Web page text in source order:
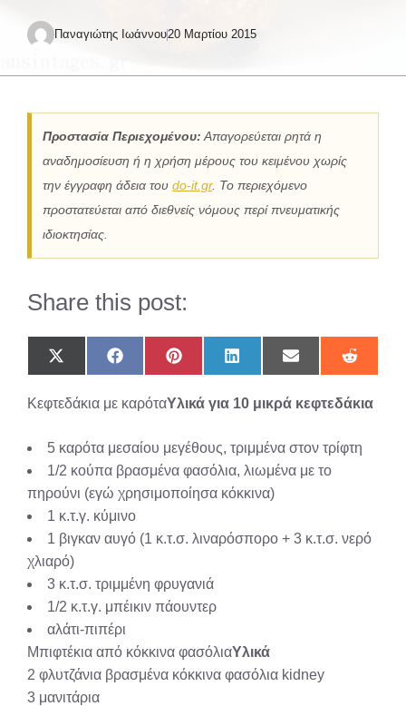
Παναγιώτης Ιωάννου20 Μαρτίου 2015
Προστασία Περιεχομένου: Απαγορεύεται ρητά η
αναδημοσίευση ή η χρήση μέρους του κειμένου χωρίς
την έγγραφη άδεια του do-it.gr. Το περιεχόμενο
προστατεύεται από διεθνείς νόμους περί πνευματικής
ιδιοκτησίας.
Share this post:
Share
on
(Twitter)
Share
on
Share
on
Share
on
Share
on
Share
on
Κεφτεδάκια με καρόταΥλικά για 10 μικρά κεφτεδάκια
5 καρότα μεσαίου μεγέθους, τριμμένα στον τρίφτη
1/2 κούπα βρασμένα φασόλια, λιωμένα με το
πηρούνι (εγώ χρησιμοποίησα κόκκινα)
1 κ.τ.γ. κύμινο
1 βιγκαν αυγό (1 κ.τ.σ. λιναρόσπορο + 3 κ.τ.σ. νερό
χλιαρό)
3 κ.τ.σ. τριμμένη φρυγανιά
1/2 κ.τ.γ. μπέικιν πάουντερ
αλάτι-πιπέρι
Μπιφτέκια από κόκκινα φασόλιαΥλικά
2 φλυτζάνια βρασμένα κόκκινα φασόλια kidney
3 μανιτάρια